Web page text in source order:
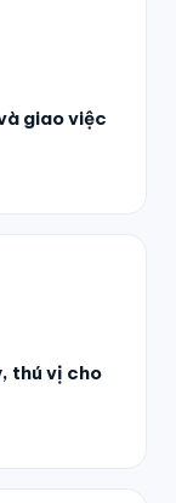
giao việc
thú vị cho